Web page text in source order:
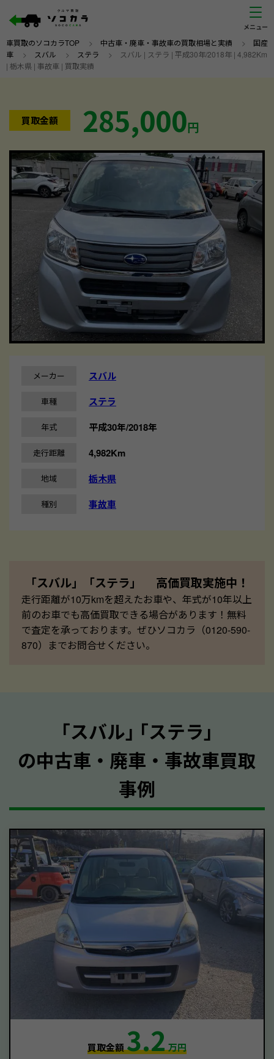
車買取のソコカラTOP > 中古車・廃車・事故車の買取相場と実績 > 国産
車 > スバル > ステラ >
スバル | ステラ | 平成30年/2018年 | 4,982Km
| 栃木県 | 事故車 | 買取実績
買取金額 285,000円
メーカー スバル
車種 ステラ
年式 平成30年/2018年
走行距離 4,982Km
地域 栃木県
種別 事故車
「スバル」「ステラ」 高価買取実施中！
走行距離が10万kmを超えたお車や、年式が10年以上
前のお車でも高価買取できる場合があります！無料
で査定を承っております。ぜひソコカラ（0120-590-
870）までお問合せください。
｢スバル｣ ｢ステラ｣
の中古車・廃車・事故車買取
事例
買取金額3.2万円